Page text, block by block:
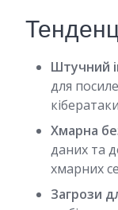
Штучний
для
Хмарна
даних та
хмарних
Загрози